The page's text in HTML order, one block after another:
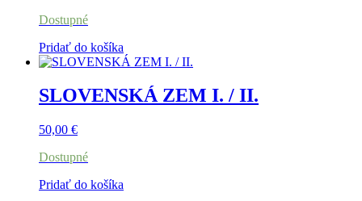
Dostupné
Pridať do košíka
SLOVENSKÁ ZEM I. / II.
50,00 €
Dostupné
Pridať do košíka